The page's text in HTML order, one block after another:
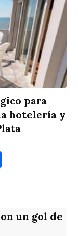
para
hotelería y
un gol de